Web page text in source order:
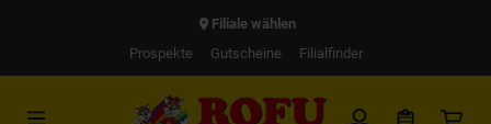
Filiale wählen
Prospekte
Gutscheine Filialfinder